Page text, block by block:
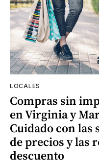
LOCALES
Compras sin
en Virginia y
Cuidado con las
de precios y las
descuento